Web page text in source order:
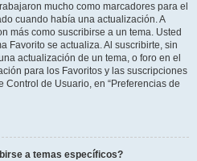
mucho como marcadores para el
cuando había una actualización. A
más como suscribirse a un tema. Usted
Favorito se actualiza. Al suscribirte, sin
actualización de un tema, o foro en el
para los Favoritos y las suscripciones
de Usuario, en “Preferencias de
a temas específicos?